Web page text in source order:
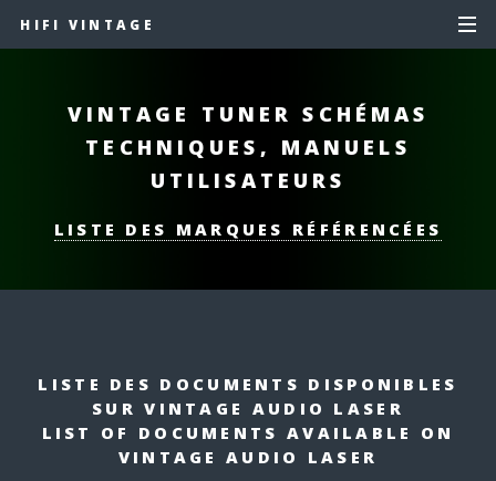
HIFI VINTAGE
VINTAGE TUNER SCHÉMAS
TECHNIQUES, MANUELS
UTILISATEURS
LISTE DES MARQUES RÉFÉRENCÉES
LISTE DES DOCUMENTS DISPONIBLES
SUR VINTAGE AUDIO LASER
LIST OF DOCUMENTS AVAILABLE ON
VINTAGE AUDIO LASER